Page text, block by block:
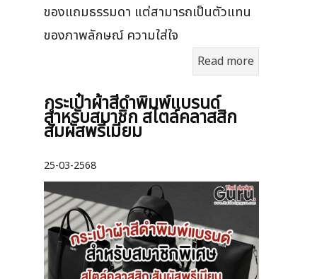
ของแถมธรรมดา แต่สามารถเป็นตัวแทน
ของภาพลักษณ์ ความใส่ใจ
Read more
กระเป๋าผ้าสีดำพิมพ์แบรนด์
สำหรับสมาชิก สไตล์คลาสสิก
สัมผัสพรีเมียม
25-03-2568